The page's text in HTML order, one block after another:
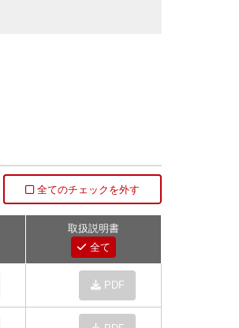
全てのチェックを外す
取扱説明書
全て
PDF